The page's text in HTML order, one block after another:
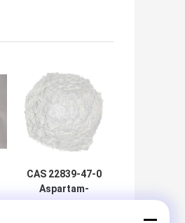
CAS 22839-47-0
Aspartam-
Lebensmittel-